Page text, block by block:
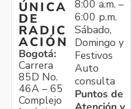
ÚNICA
DE
RADIC
ACIÓN
Bogotá:
Carrera
85D No.
46A – 65
Complejo
8:00 a.m. –
6:00 p.m.
Sábado,
Domingo y
Festivos
Auto
consulta
Puntos de